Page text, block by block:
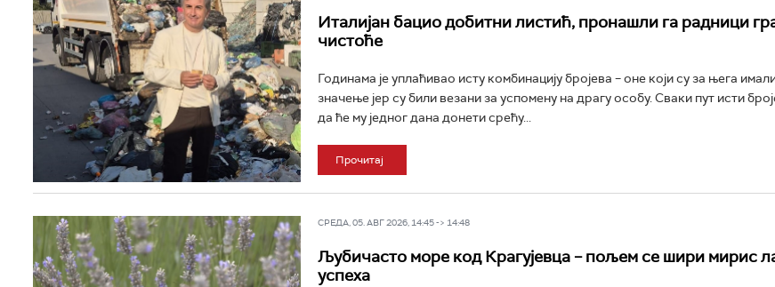
Италијан бацио добитни листић, пронашли га радници
чистоће
Годинама је уплаћивао исту комбинацију бројева – оне који су за њега
значење јер су били везани за успомену на драгу особу. Сваки пут исти
да ће му једног дана донети срећу...
Прочитај
СРЕДА, 05. АВГ 2026, 14:45 -> 14:48
Љубичасто море код Крагујевца – пољем се шири мирис
успеха